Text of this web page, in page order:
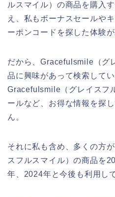
ルスマイル）の商品を購入
え、私もボーナスセールや
ーポンコードを探した体験が
だから、Gracefulsmile（グ
品に興味があって検索して
Gracefulsmile（グレイスフ
ールなど、お得な情報を探
ん。
それに私も含め、多くの方
スフルスマイル）の商品を
年、2024年と今後も利用し